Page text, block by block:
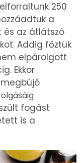
250
a
és az átlátszó
Addig főztük
elpárolgott
Ekkor
fogást
is a